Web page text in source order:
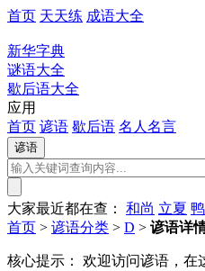
首页 天天练 成语大全
新华字典
谜语大全
歇后语大全
应用
首页 谚语 歇后语 名人名言
大家最近都在查： 和尚 立夏
首页 > 谚语分类 > D > 谚语详
核心提示：
欢迎访问谚语，在